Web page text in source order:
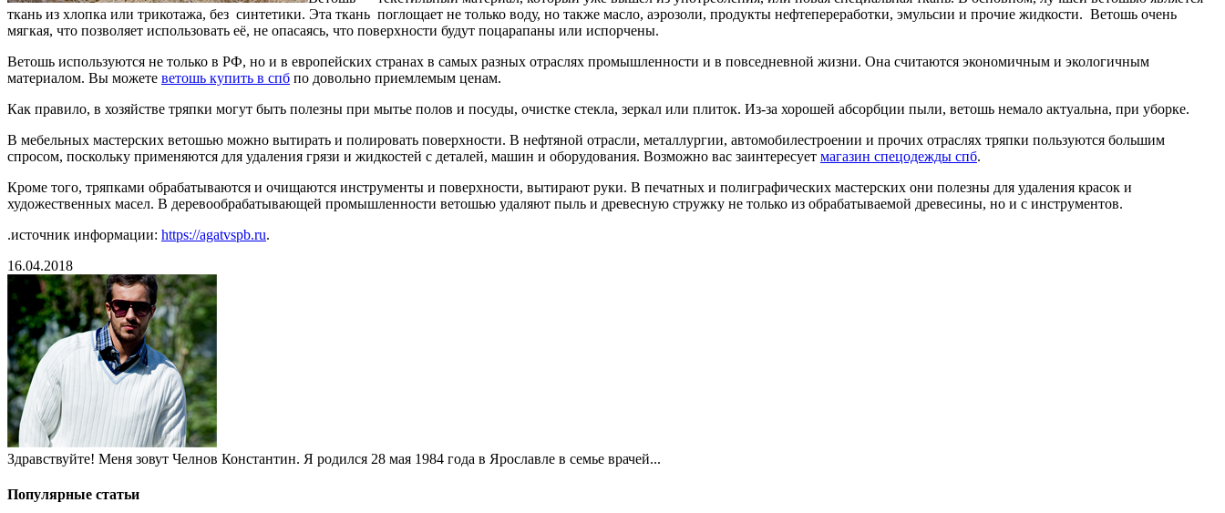
ткань из хлопка или трикотажа, без синтетики. Эта ткань поглощает не только воду, но также масло, аэрозоли, продукты нефтепереработки, эмульсии и прочие жидкости. Ветошь очень
мягкая, что позволяет использовать её, не опасаясь, что поверхности будут поцарапаны или испорчены.
Ветошь используются не только в РФ, но и в европейских странах в самых разных отраслях промышленности и в повседневной жизни. Она считаются экономичным и экологичным
материалом. Вы можете ветошь купить в спб по довольно приемлемым ценам.
Как правило, в хозяйстве тряпки могут быть полезны при мытье полов и посуды, очистке стекла, зеркал или плиток. Из-за хорошей абсорбции пыли, ветошь немало актуальна, при уборке.
В мебельных мастерских ветошью можно вытирать и полировать поверхности. В нефтяной отрасли, металлургии, автомобилестроении и прочих отраслях тряпки пользуются большим
спросом, поскольку применяются для удаления грязи и жидкостей с деталей, машин и оборудования. Возможно вас заинтересует магазин спецодежды спб.
Кроме того, тряпками обрабатываются и очищаются инструменты и поверхности, вытирают руки. В печатных и полиграфических мастерских они полезны для удаления красок и
художественных масел. В деревообрабатывающей промышленности ветошью удаляют пыль и древесную стружку не только из обрабатываемой древесины, но и с инструментов.
.источник информации: https://agatvspb.ru.
16.04.2018
Здравствуйте! Меня зовут Челнов Константин. Я родился 28 мая 1984 года в Ярославле в семье врачей...
Популярные статьи